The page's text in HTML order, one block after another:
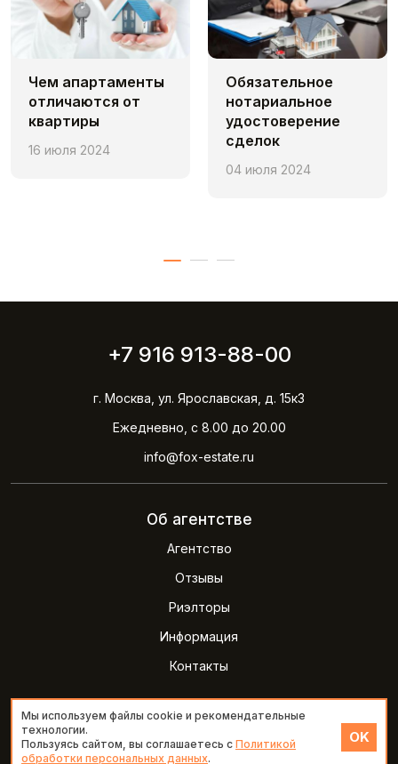
Чем апaртаменты
отличаются от
квартиры
16 июля 2024
Обязательное
нотариальное
удостоверение
сделок
04 июля 2024
+7 916 913-88-00
г. Москва, ул. Ярославская, д. 15к3
Ежедневно, с 8.00 до 20.00
info@fox-estate.ru
Об агентстве
Агентство
Отзывы
Риэлторы
Информация
Контакты
2026 © Агентство недвижимости FOXestate
Мы используем файлы cookie и рекомендательные
технологии.
Пользуясь сайтом, вы соглашаетесь с Политикой
обработки персональных данных.
OK